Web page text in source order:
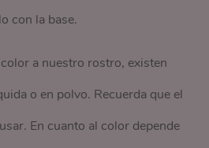
con la base.
a nuestro rostro, existen
o en polvo. Recuerda que el
En cuanto al color depende